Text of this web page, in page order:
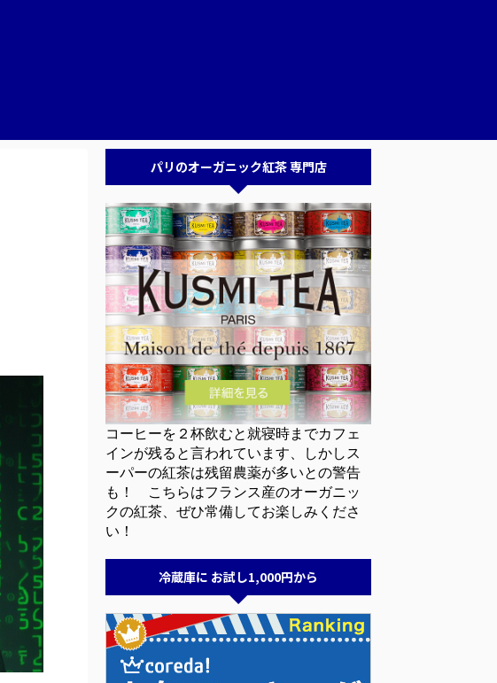
パリのオーガニック紅茶 専門店
コーヒーを２杯飲むと就寝時までカフェ
インが残ると言われています、しかしス
ーパーの紅茶は残留農薬が多いとの警告
も！ こちらはフランス産のオーガニッ
クの紅茶、ぜひ常備してお楽しみくださ
い！
冷蔵庫に お試し1,000円から